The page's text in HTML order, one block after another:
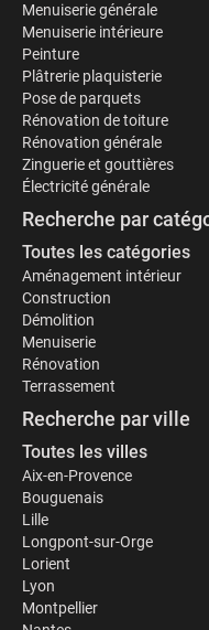
Menuiserie générale
Menuiserie intérieure
Peinture
Plâtrerie plaquisterie
Pose de parquets
Rénovation de toiture
Rénovation générale
Zinguerie et gouttières
Électricité générale
Recherche par
Toutes les catégories
Aménagement intérieur
Construction
Démolition
Menuiserie
Rénovation
Terrassement
Recherche par ville
Toutes les villes
Aix-en-Provence
Bouguenais
Lille
Longpont-sur-Orge
Lorient
Lyon
Montpellier